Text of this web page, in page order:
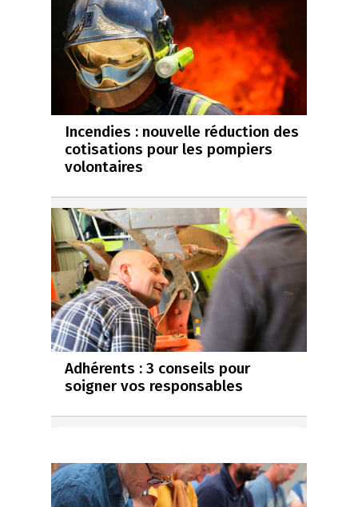
Incendies : nouvelle réduction des
cotisations pour les pompiers
volontaires
Adhérents : 3 conseils pour
soigner vos responsables